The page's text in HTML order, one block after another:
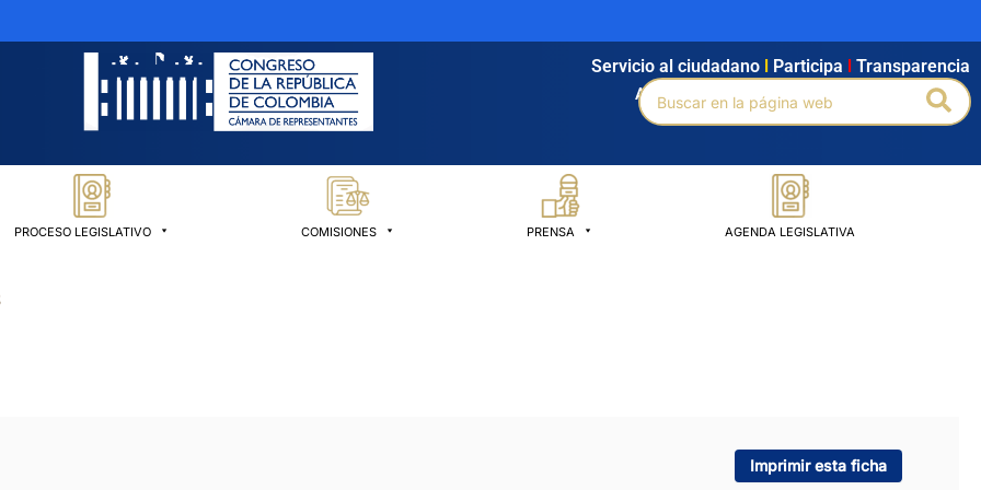
Agendamiento Intranet Búsqueda avanzada
Servicio al ciudadano Participa Transparencia
Buscar
por:
PROCESO LEGISLATIVO COMISIONES PRENSA AGENDA LEGISLATIVA
Imprimir esta ficha